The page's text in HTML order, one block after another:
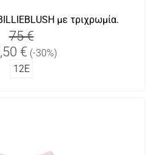
με τριχρωμία.
75 €
€ (-30%)
12Ε